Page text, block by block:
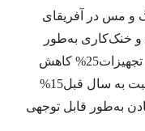
و مس در آفریقای
خنک‌کاری به‌طور
25%
کاهش
به سال قبل15%
به‌طور قابل توجهی